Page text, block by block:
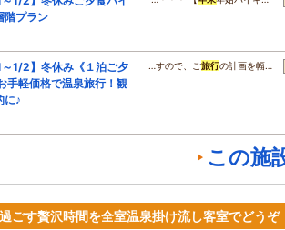
階プラン
～1/2】冬休み《１泊ご夕
手軽価格で温泉旅行！観
に♪
…すので、ご旅行の計画を幅…
この施
ごす贅沢時間を全室温泉掛け流し客室でどうぞ